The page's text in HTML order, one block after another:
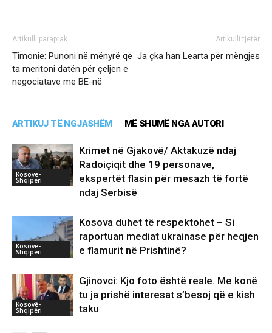
Artikulli paraprak
Timonie: Punoni në mënyrë që
ta meritoni datën për çeljen e
negociatave me BE-në
Artikulli tjetër
Ja çka han Learta për mëngjes
ARTIKUJ TË NGJASHËM MË SHUMË NGA AUTORI
Kosovë-
Shqipëri
Krimet në Gjakovë/ Aktakuzë ndaj
Radoiçiqit dhe 19 personave,
ekspertët flasin për mesazh të fortë
ndaj Serbisë
Kosovë-
Shqipëri
Kosova duhet të respektohet – Si
raportuan mediat ukrainase për heqjen
e flamurit në Prishtinë?
Kosovë-
Shqipëri
Gjinovci: Kjo foto është reale. Me konë
tu ja prishë interesat s’besoj që e kish
taku